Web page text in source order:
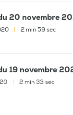
20 novembre
2 min 59 sec
19 novembre
2 min 33 sec